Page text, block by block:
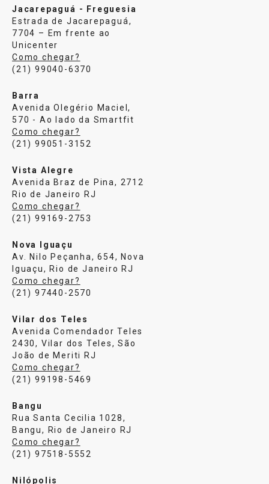
Jacarepaguá - Freguesia
Estrada de Jacarepaguá,
7704 – Em frente ao
Unicenter
Como chegar?
(21) 99040-6370
Barra
Avenida Olegério Maciel,
570 - Ao lado da Smartfit
Como chegar?
(21) 99051-3152
Vista Alegre
Avenida Braz de Pina, 2712
Rio de Janeiro RJ
Como chegar?
(21) 99169-2753
Nova Iguaçu
Av. Nilo Peçanha, 654, Nova
Iguaçu, Rio de Janeiro RJ
Como chegar?
(21) 97440-2570
Vilar dos Teles
Avenida Comendador Teles
2430, Vilar dos Teles, São
João de Meriti RJ
Como chegar?
(21) 99198-5469
Bangu
Rua Santa Cecilia 1028,
Bangu, Rio de Janeiro RJ
Como chegar?
(21) 97518-5552
Nilópolis